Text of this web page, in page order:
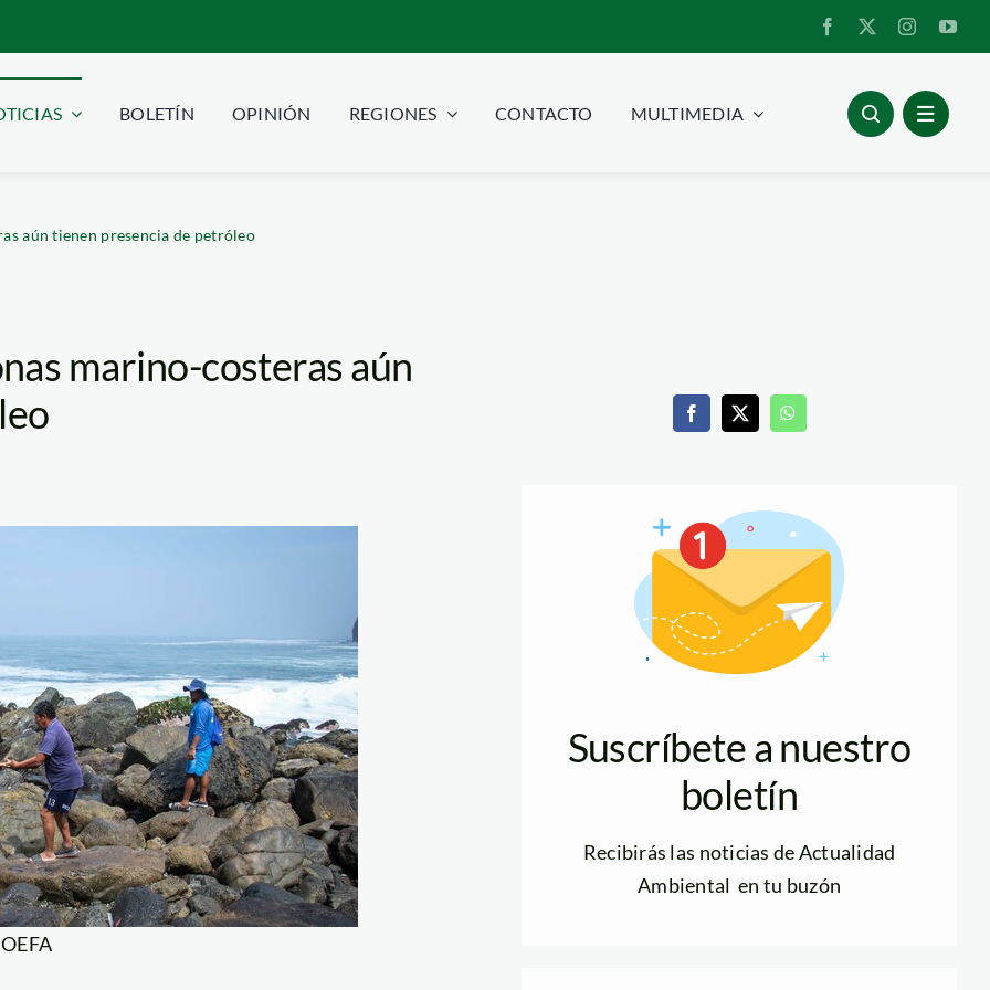
BOLETÍN OPINIÓN REGIONES CONTACTO MULTIMEDIA
aún tienen presencia de petróleo
marino-costeras aún
Suscríbete a nuestro
boletín
Recibirás las noticias de Actualidad
Ambiental en tu buzón